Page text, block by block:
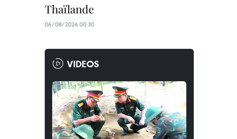
Thaïlande
06/08/2026 00:30
VIDEOS